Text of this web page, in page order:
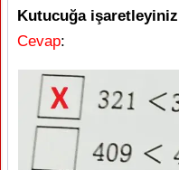
Kutucuğa
Cevap: